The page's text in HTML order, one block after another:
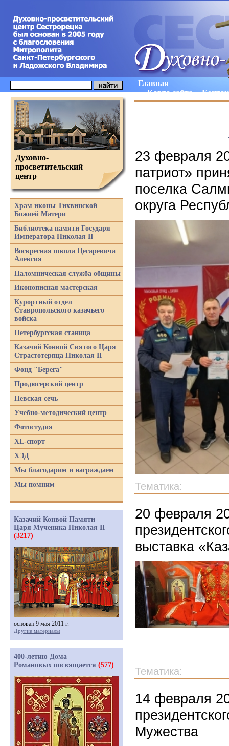
Главная
Карта сайта
23 февраля
патриот»
поселка
округа
Тематика:
20 февраля
выставка
Тематика:
14 февраля
Мужества
Духовно-
просветительский
центр
Храм иконы Тихвинской
Божией Матери
Библиотека памяти Государя
Императора Николая II
Воскресная школа Цесаревича
Алексия
Паломническая служба общины
Иконописная мастерская
Курортный отдел
Ставропольского казачьего
войска
Петербургская станица
Казачий Конвой Святого Царя
Страстотерпца Николая II
Фонд "Берега"
Продюсерский центр
Невская сечь
Учебно-методический центр
Фотостудия
XL-спорт
ХЭД
Мы благодарим и награждаем
Мы помним
Казачий Конвой Памяти
Царя Мученика Николая II
(3217)
основан 9 мая 2011 г.
Другие материалы
400-летию Дома
Романовых посвящается (577)